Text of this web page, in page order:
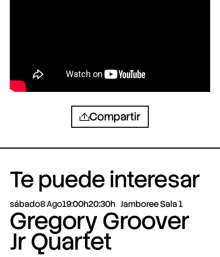
Compartir
Te puede interesar
sábado8 Ago19:00h20:30h Jamboree Sala 1
Gregory Groover
Jr Quartet